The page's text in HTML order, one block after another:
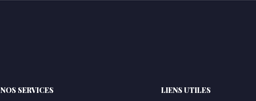
NOS SERVICES LIENS UTILES